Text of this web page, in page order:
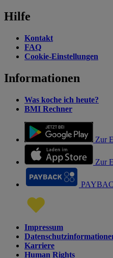
Hilfe
Kontakt
FAQ
Cookie-Einstellungen
Informationen
Was koche ich heute?
BMI Rechner
Zur
Zur
Impressum
Karriere
Human Rights